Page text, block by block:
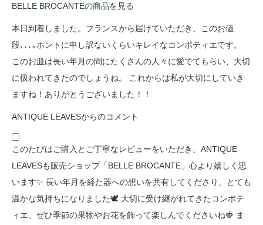
BELLE BROCANTEの商品を見る
本日到着しました。フランスから届けていただき、このお値
段､､､｡ホントに申し訳ないくらいキレイなコンポティエです。
このお皿は長い年月の間にたくさんの人々に愛でてもらい、大切
に扱われてきたのでしょうね。 これからは私が大切にしていき
ますね！ありがとうございました！！
ANTIQUE LEAVESからのコメント
このたびはご購入とご丁寧なレビューをいただき、ANTIQUE
LEAVESも販売ショップ「BELLE BROCANTE」心より嬉しく思
います✨ 長い年月を経た器への想いを共有してくださり、とても
温かな気持ちになりました🕊️ 大切に受け継がれてきたコンポテ
ィエ、ぜひ季節の果物やお花を飾って楽しんでくださいね🍓 ま